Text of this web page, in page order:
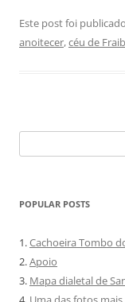
Este post foi
anoitecer,céu de
por:
POPULAR POSTS
1.Cachoeira Tombo
2.Apoio
3. Mapa dialetal de